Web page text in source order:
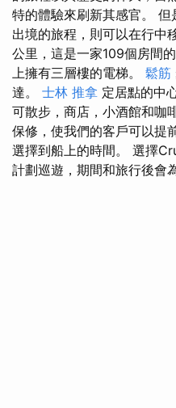
特的體驗來刷新其感官。
出境的旅程，則可以在行中
公里，這是一家109個房間
上擁有三層樓的電梯。 鬆筋
達。 士林 推拿 定居點的中
可散步，商店，小酒館和咖
保修，使我們的客戶可以提
選擇到船上的時間。 選擇
計劃巡遊，期間和旅行後會